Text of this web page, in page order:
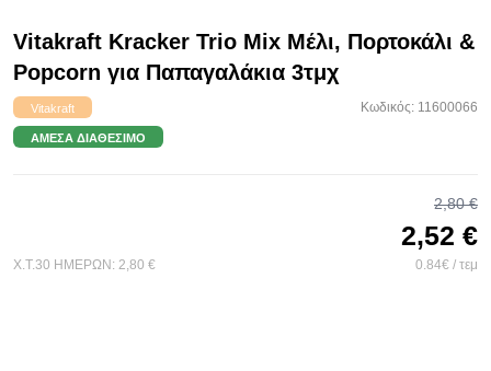
Vitakraft Kracker Trio Mix Μέλι, Πορτοκάλι &
Popcorn για Παπαγαλάκια 3τμχ
Vitakraft Κωδικός: 11600066
ΆΜΕΣΑ ΔΙΑΘΈΣΙΜΟ
2,80 €
2,52 €
0.84€ / τεμ
Χ.Τ.30 ΗΜΕΡΩΝ: 2,80 €